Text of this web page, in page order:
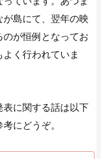
島にて、翌年の映
が恒例となってお
く行われていま
表に関する話は以下
にどうぞ。